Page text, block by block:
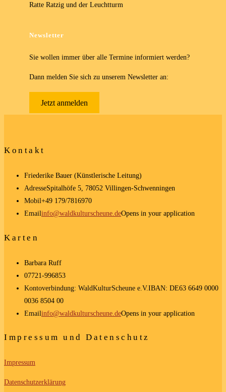
Ratte Ratzig und der Leuchtturm
Newsletter
Sie wollen immer über alle Termine informiert werden?
Dann melden Sie sich zu unserem Newsletter an:
Jetzt anmelden
Kontakt
Friederike Bauer (Künstlerische Leitung)
AdresseSpitalhöfe 5, 78052 Villingen-Schwenningen
Mobil+49 179/7816970
Emailinfo@waldkulturscheune.deOpens in your application
Karten
Barbara Ruff
07721-996853
Kontoverbindung: WaldKulturScheune e.V.IBAN: DE63 6649 0000
0036 8504 00
Emailinfo@waldkulturscheune.deOpens in your application
Impressum und Datenschutz
Impressum
Datenschutzerklärung